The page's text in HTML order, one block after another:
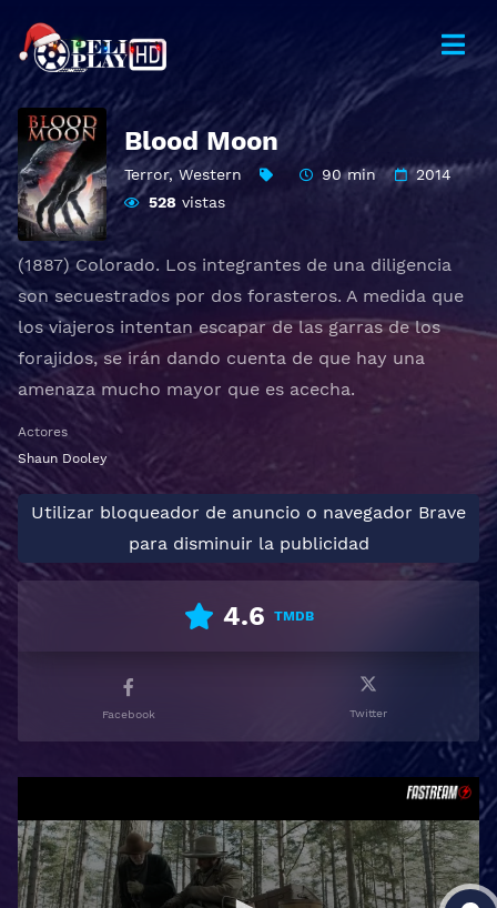
Blood Moon
Terror, Western 90 min
2014
528 vistas
(1887) Colorado. Los integrantes de una diligencia
son secuestrados por dos forasteros. A medida que
los viajeros intentan escapar de las garras de los
forajidos, se irán dando cuenta de que hay una
amenaza mucho mayor que es acecha.
Actores
Shaun Dooley
Utilizar bloqueador de anuncio o navegador Brave
para disminuir la publicidad
4.6 TMDB
Facebook Twitter